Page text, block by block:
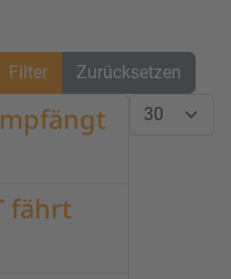
Filter Zurücksetzen
Anzeige #
fährt